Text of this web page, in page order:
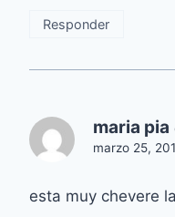
Responder
maria pia
marzo 25,
esta muy chevere